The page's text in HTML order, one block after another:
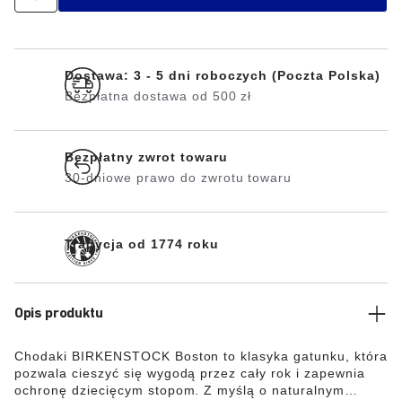
Dostawa: 3 - 5 dni roboczych (Poczta Polska)
Bezpłatna dostawa od 500 zł
Bezpłatny zwrot towaru
30-dniowe prawo do zwrotu towaru
Tradycja od 1774 roku
Opis produktu
Chodaki BIRKENSTOCK Boston to klasyka gatunku, która
pozwala cieszyć się wygodą przez cały rok i zapewnia
ochronę dziecięcym stopom. Z myślą o naturalnym